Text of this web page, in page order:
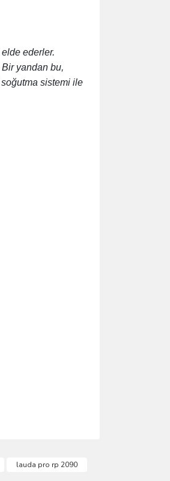
ederler.
yandan bu,
sistemi ile
lauda pro rp 2090